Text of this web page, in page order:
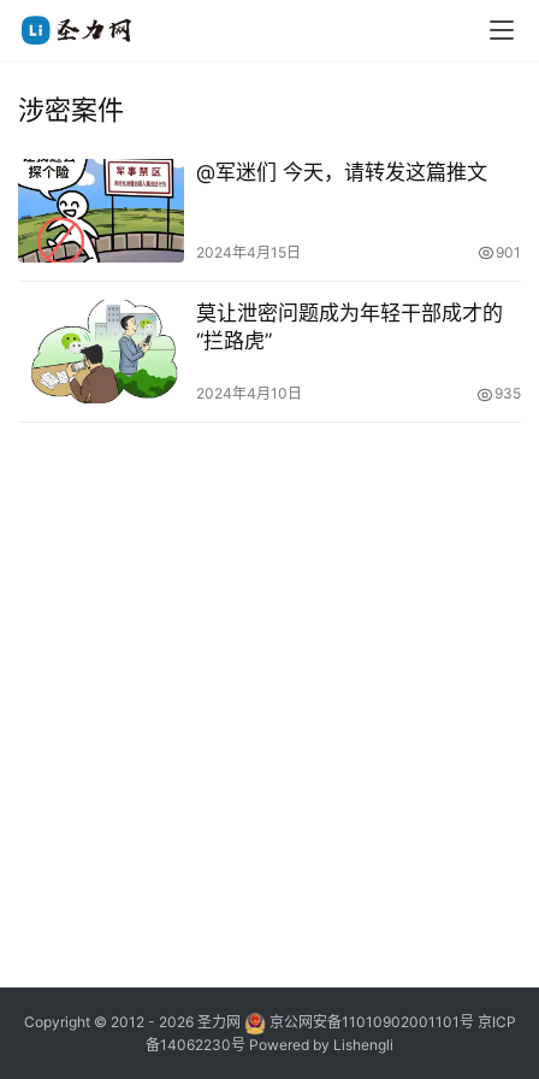
涉密案件
@军迷们 今天，请转发这篇推文
2024年4月15日 901
莫让泄密问题成为年轻干部成才的
“拦路虎”
2024年4月10日 935
Copyright © 2012 - 2026 圣力网 京公网安备11010902001101号 京ICP
备14062230号 Powered by Lishengli